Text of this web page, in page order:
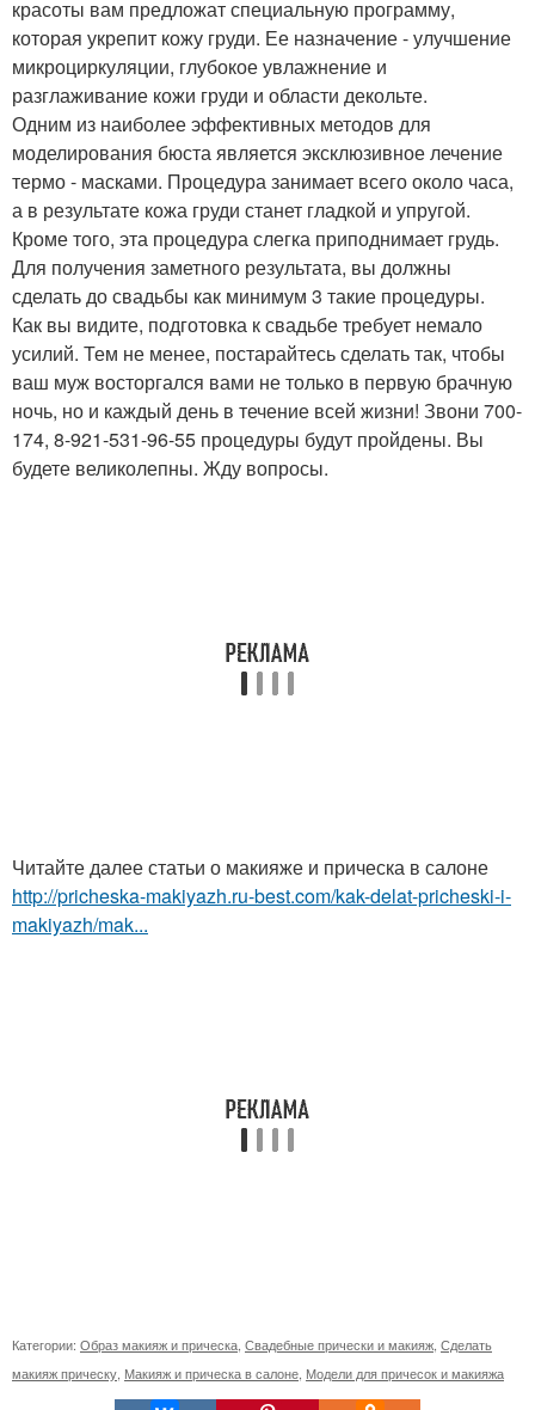
красоты вам предложат специальную программу,
которая укрепит кожу груди. Ее назначение - улучшение
микроциркуляции, глубокое увлажнение и
разглаживание кожи груди и области декольте.
Одним из наиболее эффективных методов для
моделирования бюста является эксклюзивное лечение
термо - масками. Процедура занимает всего около часа,
а в результате кожа груди станет гладкой и упругой.
Кроме того, эта процедура слегка приподнимает грудь.
Для получения заметного результата, вы должны
сделать до свадьбы как минимум 3 такие процедуры.
Как вы видите, подготовка к свадьбе требует немало
усилий. Тем не менее, постарайтесь сделать так, чтобы
ваш муж восторгался вами не только в первую брачную
ночь, но и каждый день в течение всей жизни! Звони 700-
174, 8-921-531-96-55 процедуры будут пройдены. Вы
будете великолепны. Жду вопросы.
Читайте далее статьи о макияже и прическа в салоне
http://pricheska-makiyazh.ru-best.com/kak-delat-pricheski-i-
makiyazh/mak...
Категории: Образ макияж и прическа Свадебные прически и макияж Сделать
макияж прическу Макияж и прическа в салоне Модели для причесок и макияжа